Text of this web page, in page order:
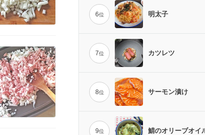
6位 明太子
7位 カツレツ
8位 サーモン漬け
9位 鯖のオリーブオイ